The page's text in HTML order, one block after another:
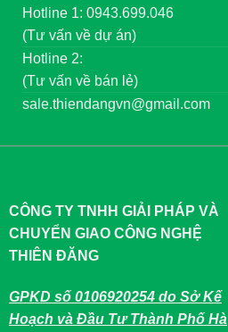
Hotline 1: 0943.699.046
(Tư vấn về dự án)
Hotline 2:
(Tư vấn về bán lẻ)
sale.thiendangvn@gmail.com
CÔNG TY TNHH GIẢI PHÁP VÀ
CHUYỂN GIAO CÔNG NGHỆ
THIÊN ĐĂNG
GPKD số 0106920254 do Sở Kế
Hoạch và Đầu Tư Thành Phố Hà